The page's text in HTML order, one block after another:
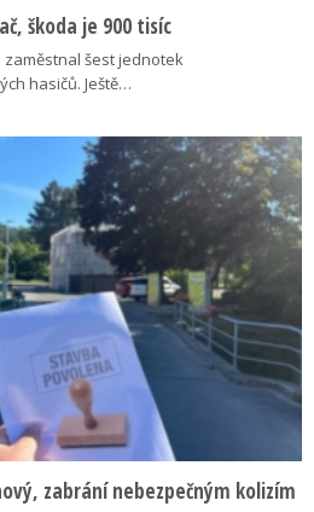
škoda je 900 tisíc
šest jednotek
hasičů. Ještě…
zabrání nebezpečným kolizím